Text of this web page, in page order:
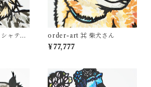
ャテリ
order-art ⌘ 柴犬さん
¥77,777